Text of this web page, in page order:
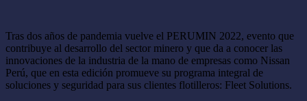
Tras dos años de pandemia vuelve el PERUMIN 2022, evento que
contribuye al desarrollo del sector minero y que da a conocer las
innovaciones de la industria de la mano de empresas como Nissan
Perú, que en esta edición promueve su programa integral de
soluciones y seguridad para sus clientes flotilleros: Fleet Solutions.